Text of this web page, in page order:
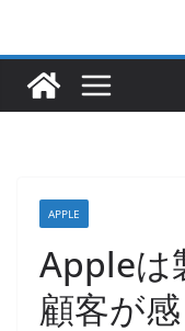
APPLE
Appleは
顧客が